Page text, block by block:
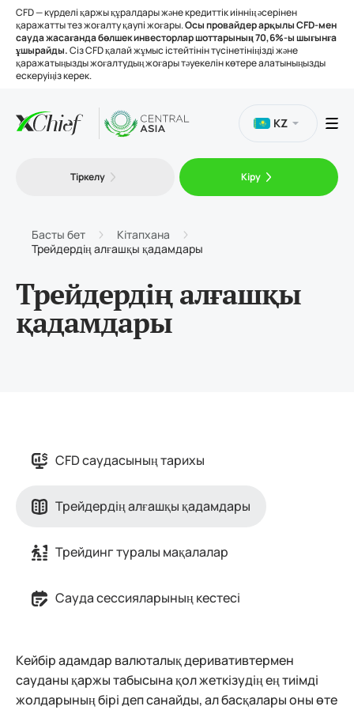
CFD — күрделі қаржы құралдары және кредиттік иіннің әсерінен
қаражатты тез жоғалту қаупі жоғары.Осы провайдер арқылы CFD-мен
сауда жасағанда бөлшек инвесторлар шоттарының 70,6%-ы шығынға
ұшырайды.Сіз CFD қалай жұмыс істейтінін түсінетініңізді және
қаражатыңызды жоғалтудың жоғары тәуекелін көтере алатыныңызды
ескеруіңіз керек.
Құралдар
Біз туралы
KZ
Тіркелу Кіру
Басты бет
Кітапхана
Трейдердің алғашқы қадамдары
Трейдердің алғашқы
қадамдары
CFD саудасының тарихы
Трейдердің алғашқы қадамдары
Трейдинг туралы мақалалар
Сауда сессияларының кестесі
Кейбір адамдар валюталық деривативтермен
сауданы қаржы табысына қол жеткізудің ең тиімді
жолдарының бірі деп санайды, ал басқалары оны өте